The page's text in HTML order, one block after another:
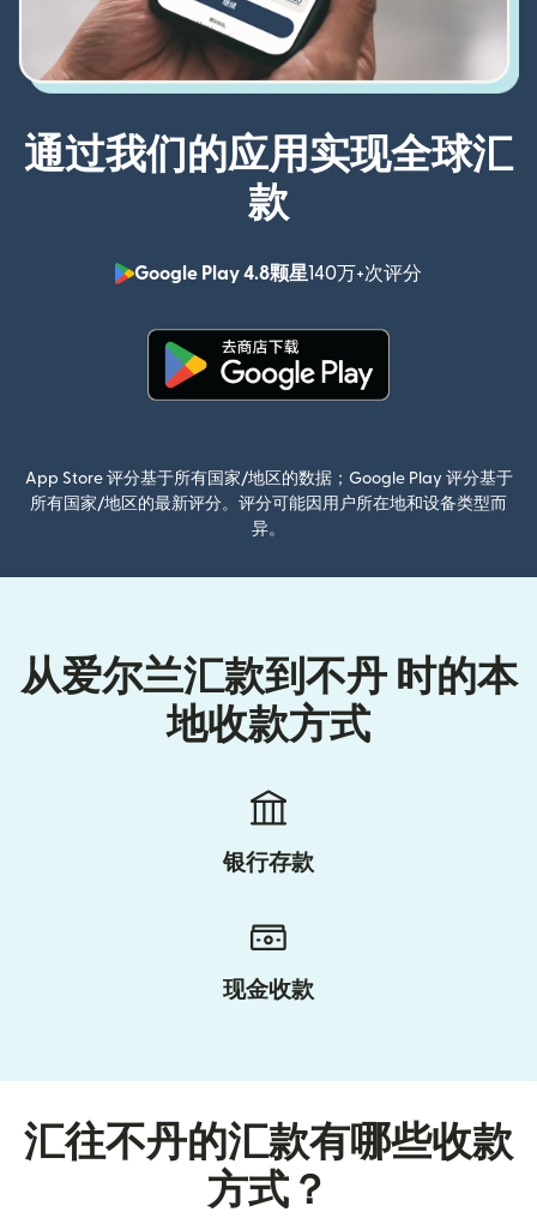
通过我们的应用实现全球汇
款
Google Play 4.8颗星140万+次评分
App Store 评分基于所有国家/地区的数据；Google Play 评分基于
所有国家/地区的最新评分。评分可能因用户所在地和设备类型而
异。
从爱尔兰汇款到不丹 时的本
地收款方式
银行存款
现金收款
汇往不丹的汇款有哪些收款
方式？